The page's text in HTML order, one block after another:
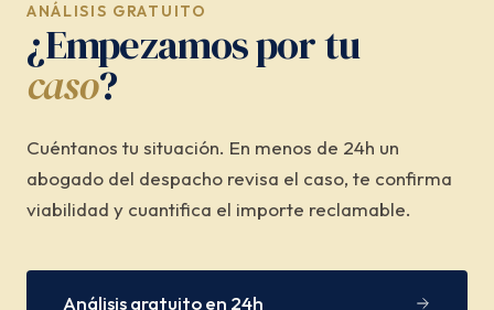
ANÁLISIS GRATUITO
¿Empezamos por tu
caso?
Cuéntanos tu situación. En menos de 24h un
abogado del despacho revisa el caso, te confirma
viabilidad y cuantifica el importe reclamable.
Análisis gratuito en 24h